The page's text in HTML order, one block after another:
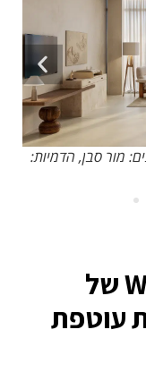
מור סבן, הדמיות:
תפיסת ה-Wellness של
עוטפת